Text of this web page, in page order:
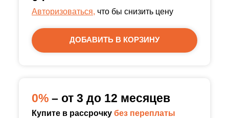
Авторизоваться, что бы снизить цену
ДОБАВИТЬ В КОРЗИНУ
0% – от 3 до 12 месяцев
Купите в рассрочку без переплаты